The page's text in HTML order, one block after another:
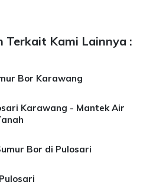
Terkait Kami Lainnya :
Bor Karawang
Karawang - Mantek Air
Bor di Pulosari